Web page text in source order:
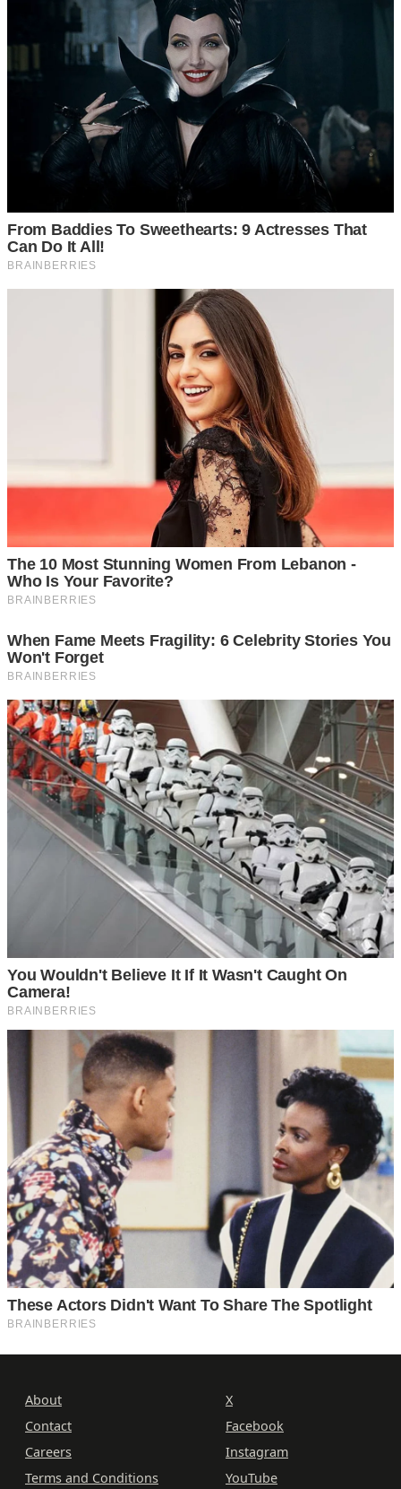
About
Contact
Careers
Terms and Conditions
X
Facebook
Instagram
YouTube